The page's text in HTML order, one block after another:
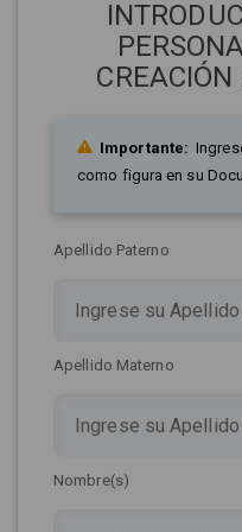
Importante:
como figura en su
Apellido Paterno
Apellido Materno
Nombre(s)